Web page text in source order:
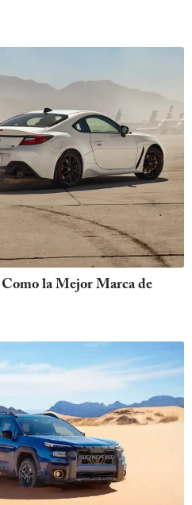
la Mejor Marca de